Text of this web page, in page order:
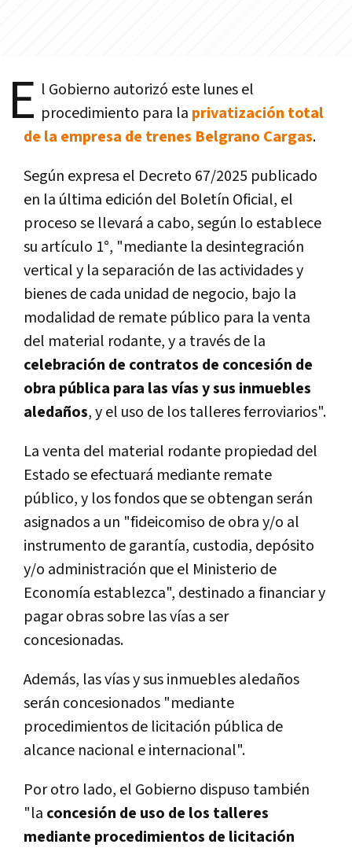
E l Gobierno autorizó este lunes el
procedimiento para la privatización total
de la empresa de trenes Belgrano Cargas.
Según expresa el Decreto 67/2025 publicado
en la última edición del Boletín Oficial, el
proceso se llevará a cabo, según lo establece
su artículo 1°, "mediante la desintegración
vertical y la separación de las actividades y
bienes de cada unidad de negocio, bajo la
modalidad de remate público para la venta
del material rodante, y a través de la
celebración de contratos de concesión de
obra pública para las vías y sus inmuebles
aledaños, y el uso de los talleres ferroviarios".
La venta del material rodante propiedad del
Estado se efectuará mediante remate
público, y los fondos que se obtengan serán
asignados a un "fideicomiso de obra y/o al
instrumento de garantía, custodia, depósito
y/o administración que el Ministerio de
Economía establezca", destinado a financiar y
pagar obras sobre las vías a ser
concesionadas.
Además, las vías y sus inmuebles aledaños
serán concesionados "mediante
procedimientos de licitación pública de
alcance nacional e internacional".
Por otro lado, el Gobierno dispuso también
"la concesión de uso de los talleres
mediante procedimientos de licitación